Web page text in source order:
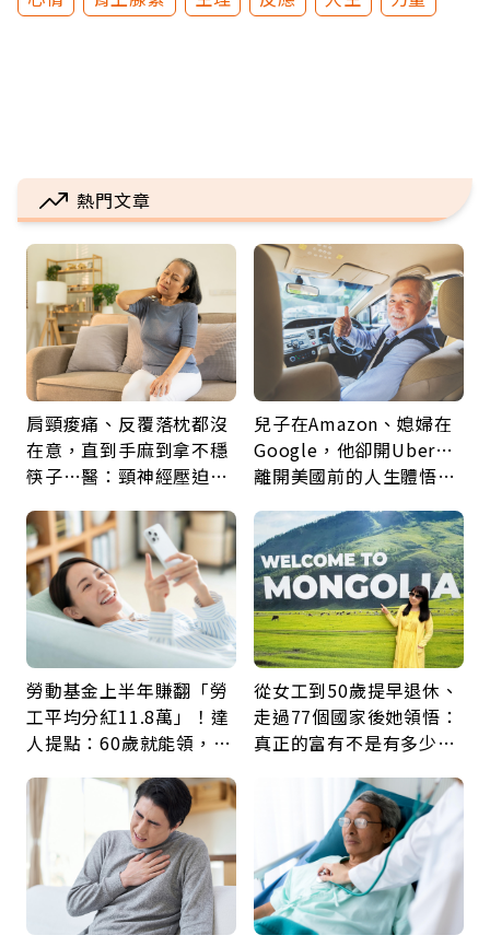
熱門文章
肩頸痠痛、反覆落枕都沒
在意，直到手麻到拿不穩
筷子…醫：頸神經壓迫上
鍵
兒子在Amazon、媳婦在
Google，他卻開Uber…
離開美國前的人生體悟：
勞動基金上半年賺翻「勞
工平均分紅11.8萬」！達
人提點：60歲就能領，重
從女工到50歲提早退休、
走過77個國家後她領悟：
真正的富有不是有多少